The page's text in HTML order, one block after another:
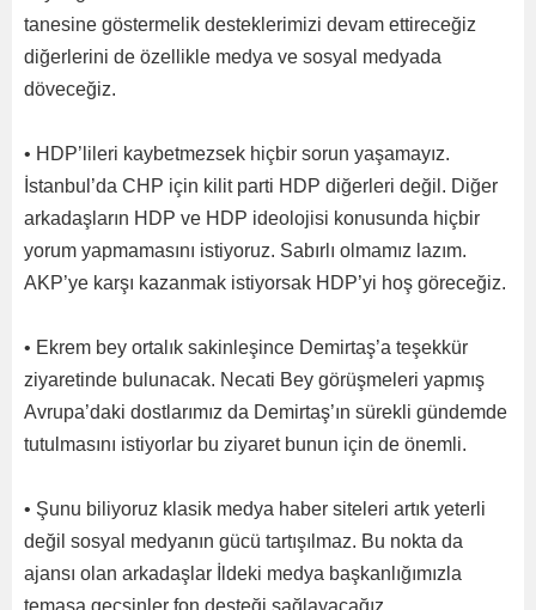
tanesine göstermelik desteklerimizi devam ettireceğiz
diğerlerini de özellikle medya ve sosyal medyada
döveceğiz.
• HDP’lileri kaybetmezsek hiçbir sorun yaşamayız.
İstanbul’da CHP için kilit parti HDP diğerleri değil. Diğer
arkadaşların HDP ve HDP ideolojisi konusunda hiçbir
yorum yapmamasını istiyoruz. Sabırlı olmamız lazım.
AKP’ye karşı kazanmak istiyorsak HDP’yi hoş göreceğiz.
• Ekrem bey ortalık sakinleşince Demirtaş’a teşekkür
ziyaretinde bulunacak. Necati Bey görüşmeleri yapmış
Avrupa’daki dostlarımız da Demirtaş’ın sürekli gündemde
tutulmasını istiyorlar bu ziyaret bunun için de önemli.
• Şunu biliyoruz klasik medya haber siteleri artık yeterli
değil sosyal medyanın gücü tartışılmaz. Bu nokta da
ajansı olan arkadaşlar İldeki medya başkanlığımızla
temasa geçsinler fon desteği sağlayacağız.